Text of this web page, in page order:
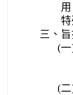
三、
(
(